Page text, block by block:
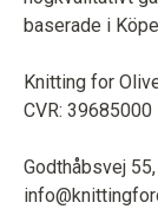
baserade i
Knitting for
CVR: 39685000
Godthåbsvej